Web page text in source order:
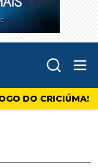
DO CRICIÚMA!